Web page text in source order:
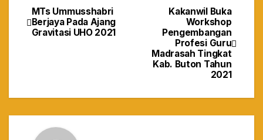
Navigasi
pos
Kakanwil Buka
Workshop
Pengembangan
Profesi Guru
Madrasah Tingkat
Kab. Buton Tahun
2021
MTs Ummusshabri
Berjaya Pada Ajang
Gravitasi UHO 2021